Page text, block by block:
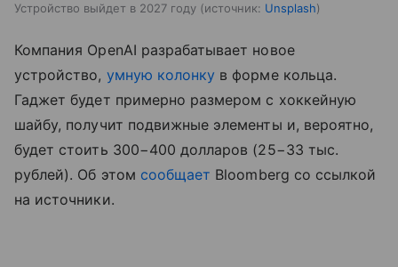
Устройство выйдет в 2027 году источник: Unsplash
Компания OpenAI разрабатывает новое
устройство, умную колонку в форме кольца.
Гаджет будет примерно размером с хоккейную
шайбу, получит подвижные элементы и, вероятно,
будет стоить 300−400 долларов (25−33 тыс.
рублей). Об этом сообщает Bloomberg со ссылкой
на источники.